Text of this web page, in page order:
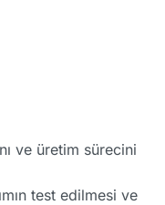
ve üretim sürecini
test edilmesi ve